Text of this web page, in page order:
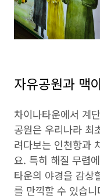
자유공원과 맥
차이나타운에서 계
공원은 우리나라 최
려다보는 인천항과
요. 특히 해질 무렵
타운의 야경을 감상
를 만끽할 수 있습니